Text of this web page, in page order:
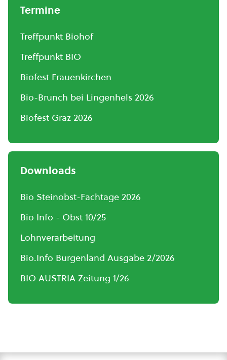
Termine
Treffpunkt Biohof
Treffpunkt BIO
Biofest Frauenkirchen
Bio-Brunch bei Lingenhels 2026
Biofest Graz 2026
Downloads
Bio Steinobst-Fachtage 2026
Bio Info - Obst 10/25
Lohnverarbeitung
Bio.Info Burgenland Ausgabe 2/2026
BIO AUSTRIA Zeitung 1/26